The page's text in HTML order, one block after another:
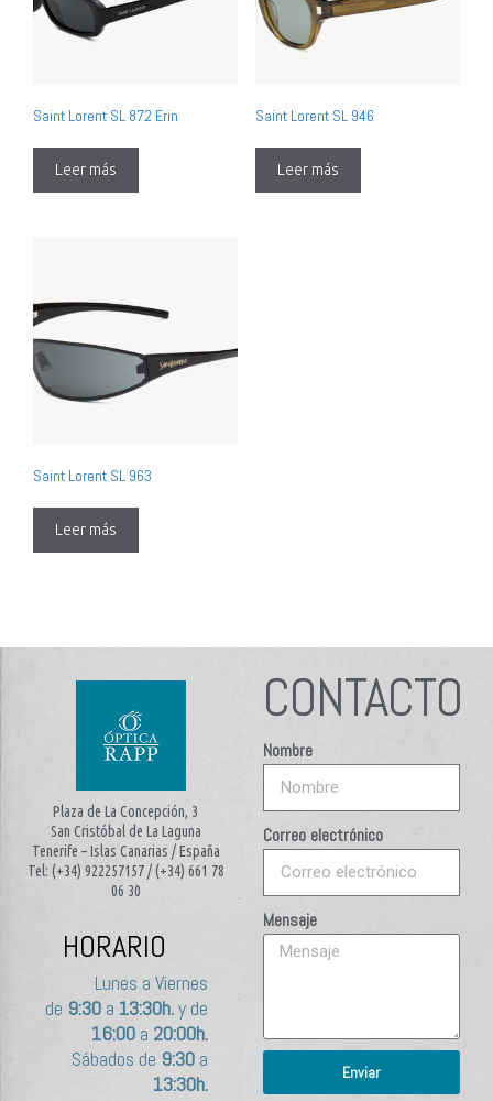
Saint Lorent SL 872 Erin
Leer más
Saint Lorent SL 946
Leer más
Saint Lorent SL 963
Leer más
Plaza de La Concepción, 3
San Cristóbal de La Laguna
Tenerife – Islas Canarias / España
Tel: (+34) 922257157 / (+34) 661 78
06 30
HORARIO
Lunes a Viernes
de 9:30a 13:30h.y de
16:00a 20:00h.
Sábados de 9:30a
13:30h.
CONTACTO
Nombre
Correo electrónico
Mensaje
Enviar